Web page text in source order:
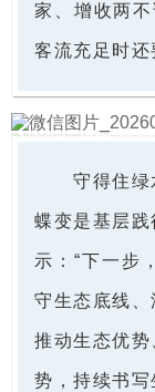
家、增收两
客流充足时还
守得住绿
蝶变是基层
示：“下一步
守生态底线
推动生态优
势，持续书